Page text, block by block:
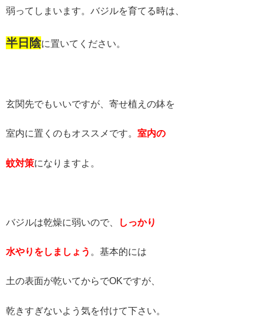
弱ってしまいます。バジルを育てる時は、
半日陰に置いてください。
玄関先でもいいですが、寄せ植えの鉢を
室内に置くのもオススメです。 室内の
蚊対策になりますよ。
バジルは乾燥に弱いので、 しっかり
水やりをしましょう 。基本的には
土の表面が乾いてからでOKですが、
乾きすぎないよう気を付けて下さい。